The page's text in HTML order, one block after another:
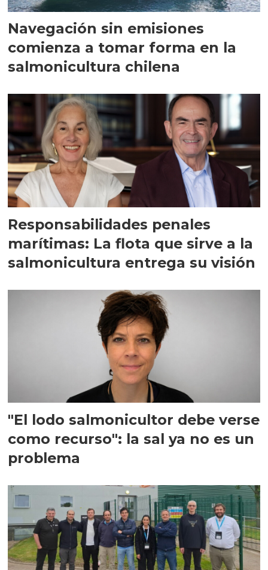
Navegación sin emisiones
comienza a tomar forma en la
salmonicultura chilena
Responsabilidades penales
marítimas: La flota que sirve a la
salmonicultura entrega su visión
"El lodo salmonicultor debe verse
como recurso": la sal ya no es un
problema